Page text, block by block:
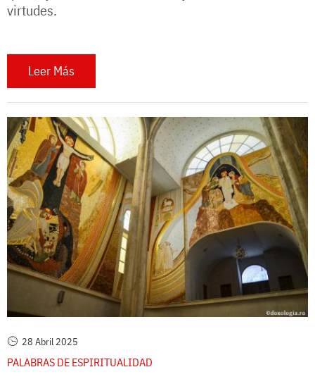
virtudes.
Leer Más
28 Abril 2025
PALABRAS DE ESPIRITUALIDAD